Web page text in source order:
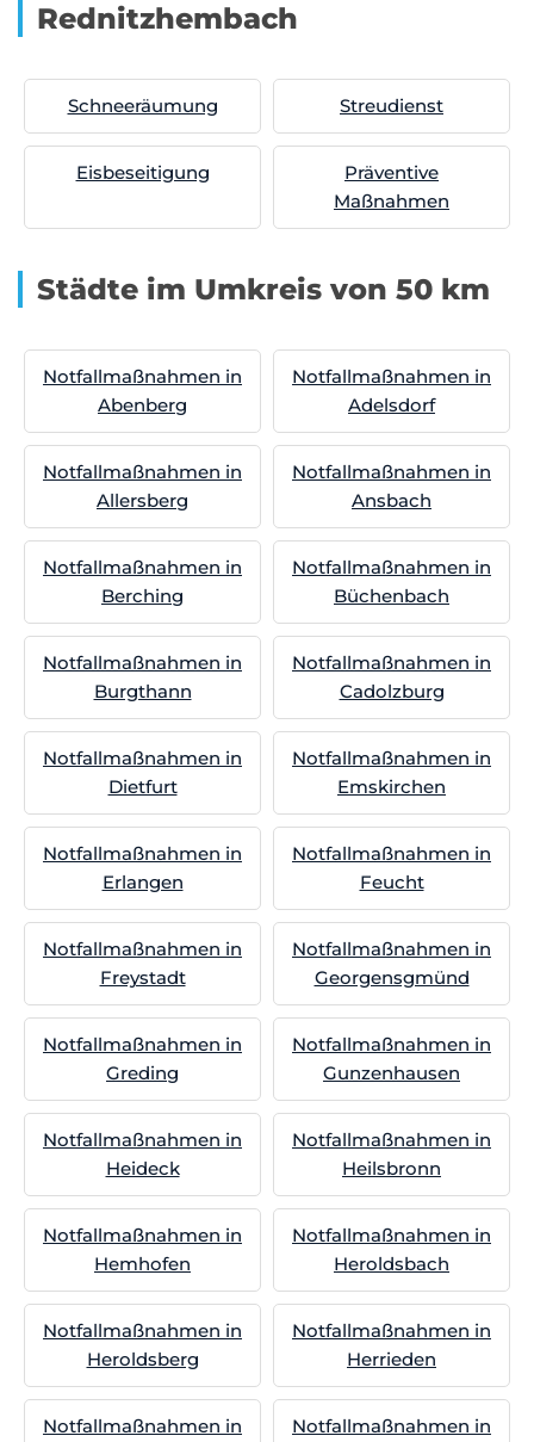
Rednitzhembach
Schneeräumung Streudienst
Eisbeseitigung
Präventive
Maßnahmen
Städte im Umkreis von 50 km
Notfallmaßnahmen in
Abenberg
Notfallmaßnahmen in
Adelsdorf
Notfallmaßnahmen in
Allersberg
Notfallmaßnahmen in
Ansbach
Notfallmaßnahmen in
Berching
Notfallmaßnahmen in
Büchenbach
Notfallmaßnahmen in
Burgthann
Notfallmaßnahmen in
Cadolzburg
Notfallmaßnahmen in
Dietfurt
Notfallmaßnahmen in
Emskirchen
Notfallmaßnahmen in
Erlangen
Notfallmaßnahmen in
Feucht
Notfallmaßnahmen in
Freystadt
Notfallmaßnahmen in
Georgensgmünd
Notfallmaßnahmen in
Greding
Notfallmaßnahmen in
Gunzenhausen
Notfallmaßnahmen in
Heideck
Notfallmaßnahmen in
Heilsbronn
Notfallmaßnahmen in
Hemhofen
Notfallmaßnahmen in
Heroldsbach
Notfallmaßnahmen in
Heroldsberg
Notfallmaßnahmen in
Herrieden
Notfallmaßnahmen in
Notfallmaßnahmen in